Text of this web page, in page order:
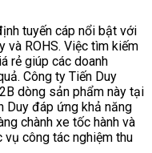
tuyến cáp nổi bật với
và ROHS. Việc tìm kiếm
rẻ giúp các doanh
Công ty Tiến Duy
dòng sản phẩm này tại
Duy đáp ứng khả năng
chành xe tốc hành và
vụ công tác nghiệm thu